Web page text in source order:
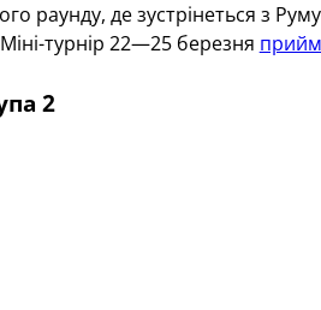
раунду, де зустрінеться з
турнір 22—25 березня
2